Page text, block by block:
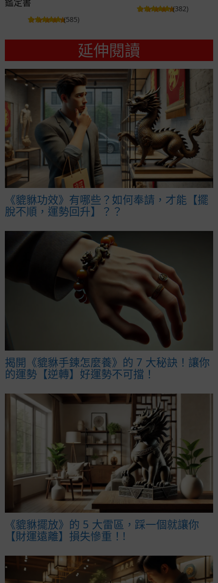
鑑定書
(585)
(382)
延伸閱讀
《貔貅功效》有哪些？如何奉請，才能【擺
脫不順，運勢回升】？？
揭開《貔貅手鍊怎麼養》的 7 大秘訣！讓你
的運勢【逆轉】好運勢不可擋！
《貔貅擺放》的 5 大雷區，踩一個就讓你
【財運遠離】損失慘重！!